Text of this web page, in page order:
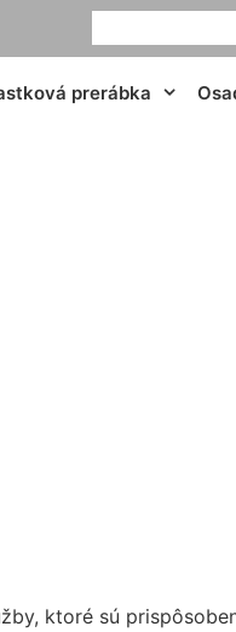
prerábka
ktoré sú